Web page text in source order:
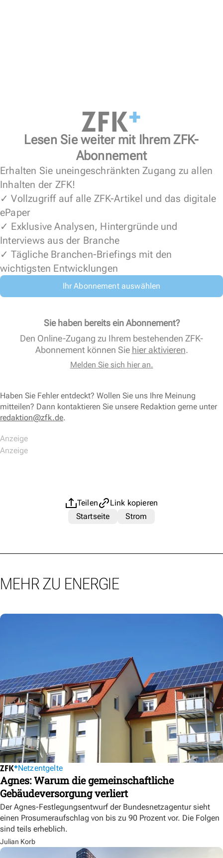
Lesen Sie weiter mit Ihrem ZFK-
Abonnement
Erhalten Sie uneingeschränkten Zugang zu allen
Inhalten der ZFK!
✓ Vollzugriff auf alle ZFK-Artikel und das digitale
ePaper
✓ Exklusive Analysen, Hintergründe und
Interviews aus der Branche
✓ Tägliche Branchen-Briefings mit den
wichtigsten Entwicklungen
Ihr Abonnement auswählen
Sie haben bereits ein Abonnement?
Den Online-Zugang zu Ihrem bestehenden ZFK-
Abonnement können Sie hier aktivieren.
Melden Sie sich hier an.
Haben Sie Fehler entdeckt? Wollen Sie uns Ihre Meinung
mitteilen? Dann kontaktieren Sie unsere Redaktion gerne unter
redaktion@zfk.de.
Teilen
Link kopieren
Startseite
Strom
MEHR ZU ENERGIE
Netzentgelte
Agnes: Warum die gemeinschaftliche
Gebäudeversorgung verliert
Der Agnes-Festlegungsentwurf der Bundesnetzagentur sieht
einen Prosumeraufschlag von bis zu 90 Prozent vor. Die Folgen
sind teils erheblich.
Julian Korb